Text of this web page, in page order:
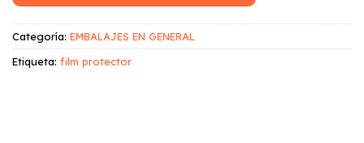
Categoría: EMBALAJES EN GENERAL
Etiqueta: film protector